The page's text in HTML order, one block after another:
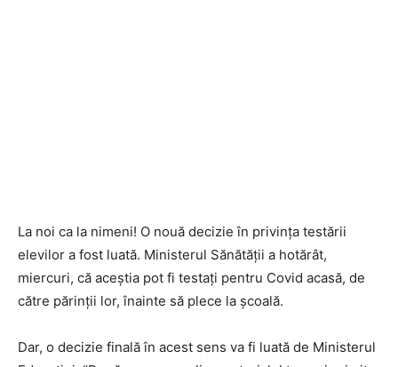
La noi ca la nimeni! O nouă decizie în privința testării
elevilor a fost luată. Ministerul Sănătății a hotărât,
miercuri, că aceștia pot fi testați pentru Covid acasă, de
către părinții lor, înainte să plece la școală.
Dar, o decizie finală în acest sens va fi luată de Ministerul